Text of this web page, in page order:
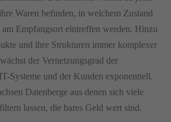
Waren befinden, in welchem Zustand
am Empfangsort eintreffen werden. Hinzu
und ihre Strukturen immer komplexer
der Vernetzungsgrad der
Systeme und der Kunden exponentiell.
Datenberge aus denen sich viele
lassen, die bares Geld wert sind.